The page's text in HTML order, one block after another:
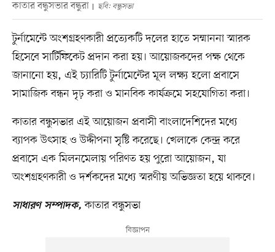
কাতার বন্ধুসভার বন্ধুরা ছবি: বন্ধুসভা
টুর্নামেন্টে অংশগ্রহণকারী প্রত্যেকটি দলের হাতে সম্মাননা স্মারক
হিসেবে সার্টিফিকেট প্রদান করা হয়। আয়োজকদের পক্ষ থেকে
জানানো হয়, এই চ্যারিটি টুর্নামেন্টের মূল লক্ষ্য হলো প্রবাসে
সামাজিক বন্ধন দৃঢ় করা ও মানবিক কার্যক্রমে সহযোগিতা করা।
কাতার বন্ধুসভার এই আয়োজন প্রবাসী বাংলাদেশিদের মধ্যে
ব্যাপক উৎসাহ ও উদ্দীপনা সৃষ্টি করেছে। খেলাকে কেন্দ্র করে
প্রবাসে এক মিলনমেলায় পরিণত হয় পুরো আয়োজন, যা
অংশগ্রহণকারী ও দর্শকদের মধ্যে স্মরণীয় অভিজ্ঞতা হয়ে থাকবে।
সাধারণ সম্পাদক, কাতার বন্ধুসভা